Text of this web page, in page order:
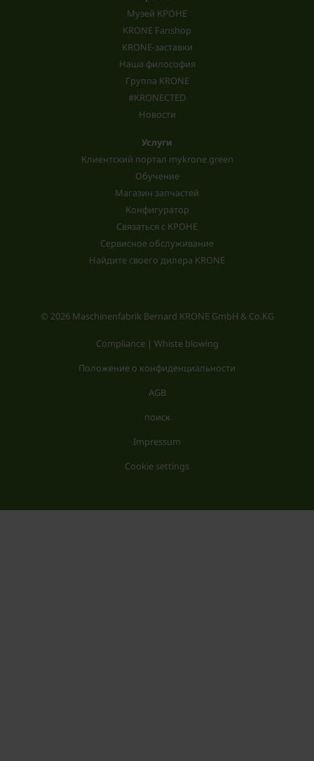
Музей КРОНЕ
KRONE Fanshop
KRONE-заставки
Наша философия
Группа KRONE
#KRONECTED
Новости
Услуги
Клиентский портал mykrone.green
Обучение
Магазин запчастей
Конфигуратор
Связаться с КРОНЕ
Сервисное обслуживание
Найдите своего дилера KRONE
© 2026 Maschinenfabrik Bernard KRONE GmbH & Co.KG
Compliance | Whiste blowing
Положение о конфиденциальности
AGB
поиск
Impressum
Cookie settings